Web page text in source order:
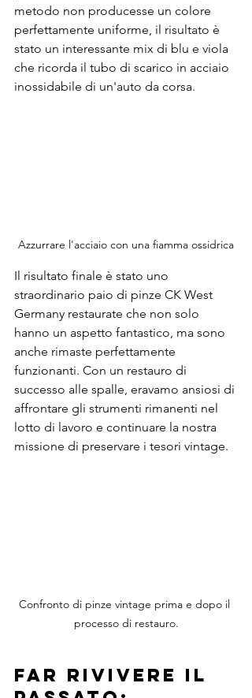
metodo non producesse un colore
perfettamente uniforme, il risultato è
stato un interessante mix di blu e viola
che ricorda il tubo di scarico in acciaio
inossidabile di un'auto da corsa.
Azzurrare l'acciaio con una fiamma ossidrica
Il risultato finale è stato uno
straordinario paio di pinze CK West
Germany restaurate che non solo
hanno un aspetto fantastico, ma sono
anche rimaste perfettamente
funzionanti. Con un restauro di
successo alle spalle, eravamo ansiosi di
affrontare gli strumenti rimanenti nel
lotto di lavoro e continuare la nostra
missione di preservare i tesori vintage.
Confronto di pinze vintage prima e dopo il
processo di restauro.
Far rivivere il